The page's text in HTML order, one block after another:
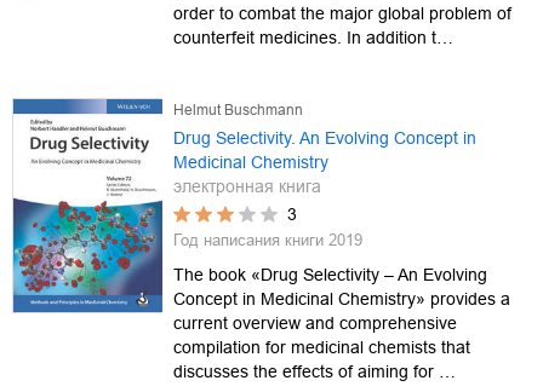
order to combat the major global problem of
counterfeit medicines. In addition t…
Helmut Buschmann
Drug Selectivity. An Evolving Concept in
Medicinal Chemistry
электронная книга
3
Год написания книги 2019
The book «Drug Selectivity – An Evolving
Concept in Medicinal Chemistry» provides a
current overview and comprehensive
compilation for medicinal chemists that
discusses the effects of aiming for …